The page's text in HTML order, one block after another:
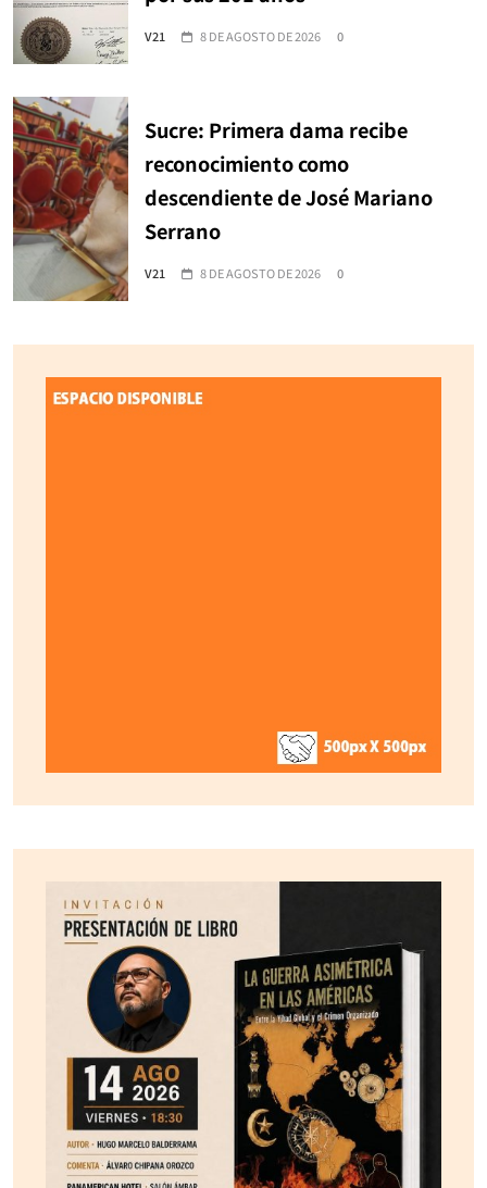
V21 8 DE AGOSTO DE 2026 0
Sucre: Primera dama recibe
reconocimiento como
descendiente de José Mariano
Serrano
V21 8 DE AGOSTO DE 2026 0